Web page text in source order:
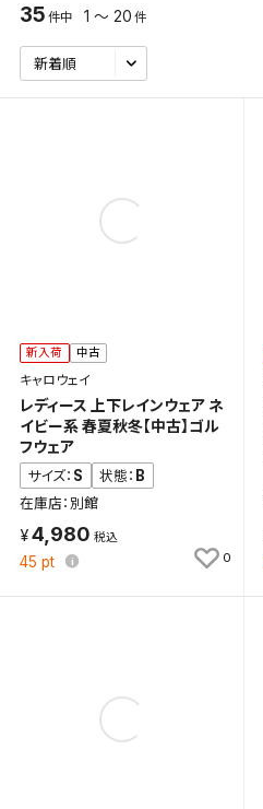
35 件中 1 ～ 20 件
新入荷 中古
キャロウェイ
レディース 上下レインウェア ネ
イビー系 春夏秋冬【中古】ゴル
フウェア
サイズ： S 状態： B
在庫店：別館
4,980
45 pt 0